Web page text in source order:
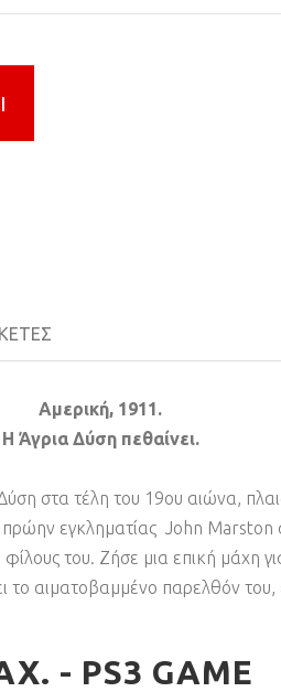
Αμερική, 1911.
Η Άγρια Δύση πεθαίνει.
Δύση στα τέλη του 19ου αιώνα,
εγκληματίας John Marston
του. Ζήσε μια επική μάχη
αιματοβαμμένο παρελθόν του,
- PS3 GAME